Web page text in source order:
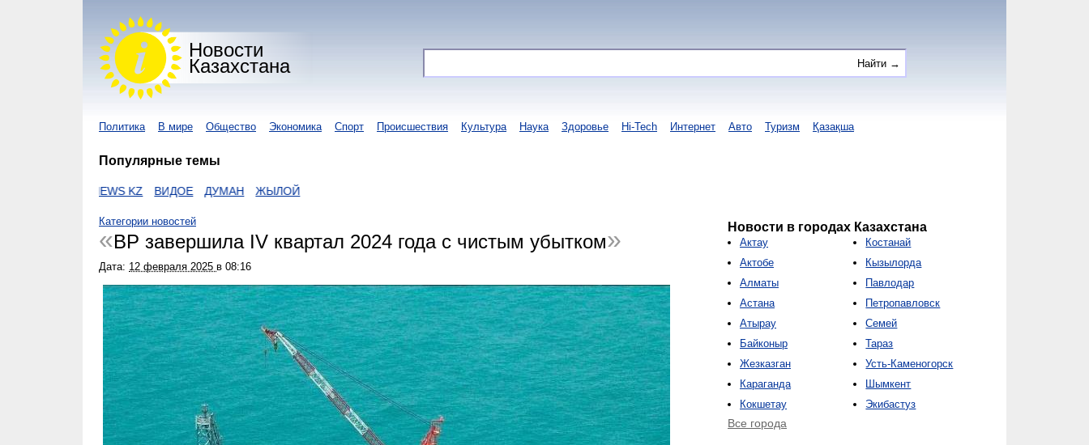
Новости
Казахстана
Политика В мире Общество Экономика Спорт Происшествия Культура Наука Здоровье Hi-Tech Интернет Авто Туризм Қазақша
Популярные темы
ВИДОЕ ДУМАН ЖЫЛОЙ
Категории новостей
BP завершила IV квартал 2024 года с чистым убытком
Дата: 12 февраля 2025 в 08:16
Новости в городах Казахстана
Актау
Актобе
Алматы
Астана
Атырау
Байконыр
Жезказган
Караганда
Кокшетау
Костанай
Кызылорда
Павлодар
Петропавловск
Семей
Тараз
Усть-Каменогорск
Шымкент
Экибастуз
Все города